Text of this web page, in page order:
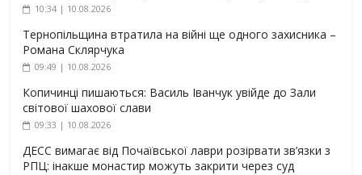
10:34 | 10.08.2026
Тернопільщина втратила на війні ще одного захисника –
Романа Склярчука
09:49 | 10.08.2026
Копичинці пишаються: Василь Іванчук увійде до Зали
світової шахової слави
09:33 | 10.08.2026
ДЕСС вимагає від Почаївської лаври розірвати зв’язки з
РПЦ: інакше монастир можуть закрити через суд